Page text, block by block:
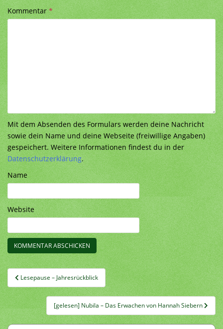
Kommentar*
Mit dem Absenden des Formulars werden deine Nachricht
sowie dein Name und deine Webseite (freiwillige Angaben)
gespeichert. Weitere Informationen findest du in der
Datenschutzerklärung.
Name
Website
Beitragsnavigation
Lesepause – Jahresrückblick
[gelesen] Nubila – Das Erwachen von Hannah Siebern